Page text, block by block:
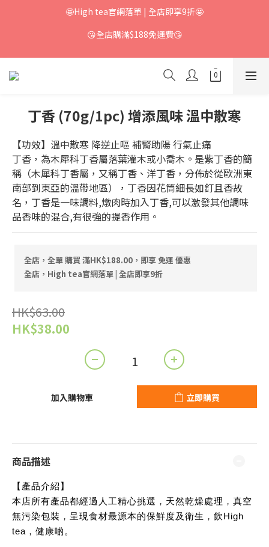
🤩High tea官網落單 | 全店即享9折🤩
😘全店購滿$188免運費😘
丁香 (70g/1pc) 增添風味 溫中散寒
【功效】溫中散寒 降逆止嘔 補腎助陽 行氣止痛
丁香，為木犀科丁香屬落葉灌木或小喬木。是紫丁香的簡
稱（木犀科丁香屬，又稱丁香、洋丁香，分佈於從歐洲東
南部到東亞的溫帶地區），丁香因花筒細長如釘且香故
名，丁香是一味調料,燉肉時加入丁香,可以激發其他調味
品香味的混合,有很強的提香作用。
全店，全單 購買 滿HK$188.00，即享 免運 優惠
全店，High tea官網落單 | 全店即享9折
HK$63.00
HK$38.00
加入購物車 立即購買
商品描述
【產品介紹】
本店所有產品都經過人工精心挑選，天然乾燥處理，真空
無污染包裝，呈現食材最源本的保鮮度及衛生，飲High
tea，健康啲。